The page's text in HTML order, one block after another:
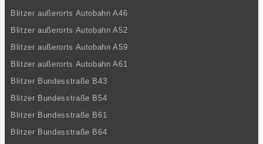
Blitzer außerorts Autobahn A46
Blitzer außerorts Autobahn A52
Blitzer außerorts Autobahn A59
Blitzer außerorts Autobahn A61
Blitzer Bundesstraße B43
Blitzer Bundesstraße B54
Blitzer Bundesstraße B61
Blitzer Bundesstraße B64